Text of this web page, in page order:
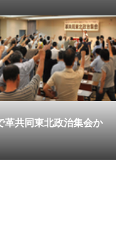
革共同東北政治集会か